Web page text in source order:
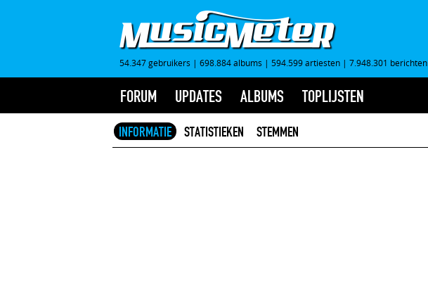
54.347 gebruikers | 698.884 albums | 594.599 artiesten | 7.948.301 berichten
FORUM UPDATES ALBUMS TOPLIJSTEN
INFORMATIE STATISTIEKEN STEMMEN